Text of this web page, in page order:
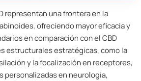
representan una frontera en la
ofreciendo mayor eficacia y
en comparación con el CBD
estructurales estratégicas, como la
y la focalización en receptores,
personalizadas en neurología,